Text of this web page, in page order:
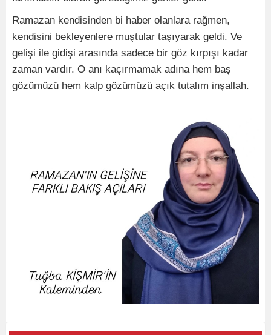
Ramazan kendisinden bi haber olanlara rağmen,
kendisini bekleyenlere muştular taşıyarak geldi. Ve
gelişi ile gidişi arasında sadece bir göz kırpışı kadar
zaman vardır. O anı kaçırmamak adına hem baş
gözümüzü hem kalp gözümüzü açık tutalım inşallah.